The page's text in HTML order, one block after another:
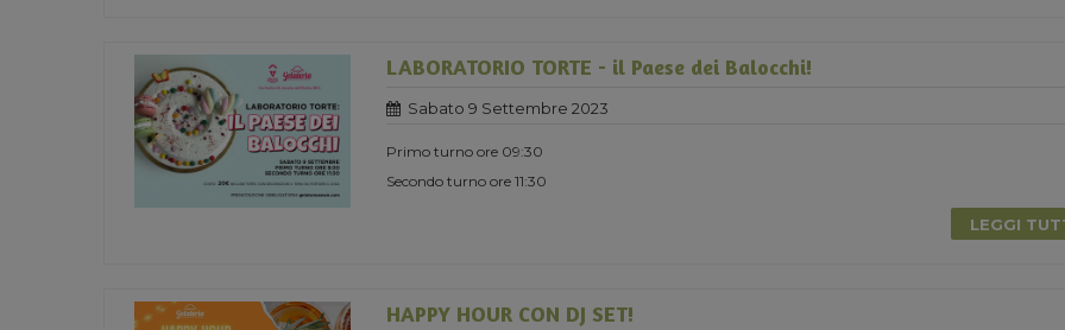
LABORATORIO TORTE - il Paese dei Balocchi!
Sabato 9 Settembre 2023
Primo turno ore 09:30
Secondo turno ore 11:30
LEGGI
HAPPY HOUR CON DJ SET!